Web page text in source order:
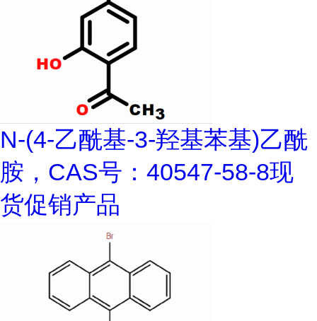
N-(4-乙酰基-3-羟基苯基)乙酰
胺，CAS号：40547-58-8现
货促销产品